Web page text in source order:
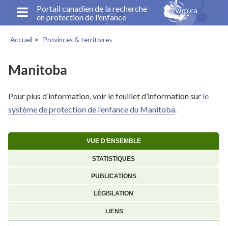
principal
Portail canadien de la recherche
en protection de l'enfance
Accueil Provinces & territoires
Manitoba
Pour plus d’information, voir le feuillet d’information sur le
système de protection de l’enfance du Manitoba.
VUE D’ENSEMBLE
STATISTIQUES
PUBLICATIONS
LÉGISLATION
LIENS